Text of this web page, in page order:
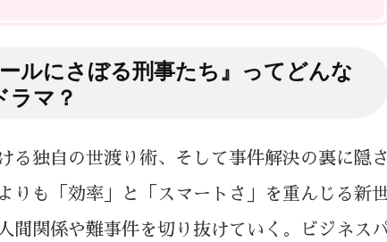
ルにさぼる刑事たち』ってどんな
ラマ？
る独自の世渡り術、そして事件解決の裏に隠さ
りも「効率」と「スマートさ」を重んじる新
間関係や難事件を切り抜けていく。ビジネス